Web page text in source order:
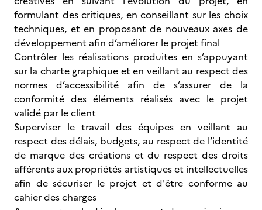
formulant des critiques, en conseillant sur les choix
techniques, et en proposant de nouveaux axes de
développement afin d’améliorer le projet final
Contrôler les réalisations produites en s’appuyant
sur la charte graphique et en veillant au respect des
normes d’accessibilité afin de s’assurer de la
conformité des éléments réalisés avec le projet
validé par le client
Superviser le travail des équipes en veillant au
respect des délais, budgets, au respect de l’identité
de marque des créations et du respect des droits
afférents aux propriétés artistiques et intellectuelles
afin de sécuriser le projet et d'être conforme au
cahier des charges